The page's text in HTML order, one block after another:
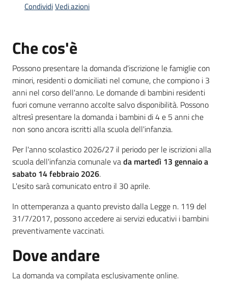
Newsletter
CondividiVedi azioni
Che cos'è
Possono presentare la domanda d'iscrizione le famiglie con
minori, residenti o domiciliati nel comune, che compiono i 3
anni nel corso dell'anno. Le domande di bambini residenti
fuori comune verranno accolte salvo disponibilità. Possono
altresì presentare la domanda i bambini di 4 e 5 anni che
non sono ancora iscritti alla scuola dell'infanzia.
Per l'anno scolastico 2026/27 il periodo per le iscrizioni alla
scuola dell'infanzia comunale vada martedì 13 gennaio a
sabato 14 febbraio 2026.
L'esito sarà comunicato entro il 30 aprile.
In ottemperanza a quanto previsto dalla Legge n. 119 del
31/7/2017, possono accedere ai servizi educativi i bambini
preventivamente vaccinati.
Dove andare
La domanda va compilata esclusivamente online.